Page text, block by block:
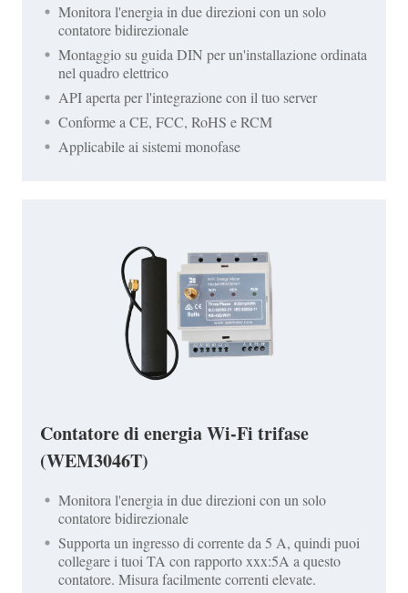
Monitora l'energia in due direzioni con un solo
contatore bidirezionale
Montaggio su guida DIN per un'installazione ordinata
nel quadro elettrico
API aperta per l'integrazione con il tuo server
Conforme a CE, FCC, RoHS e RCM
Applicabile ai sistemi monofase
Contatore di energia Wi-Fi trifase
(WEM3046T)
Monitora l'energia in due direzioni con un solo
contatore bidirezionale
Supporta un ingresso di corrente da 5 A, quindi puoi
collegare i tuoi TA con rapporto xxx:5A a questo
contatore. Misura facilmente correnti elevate.